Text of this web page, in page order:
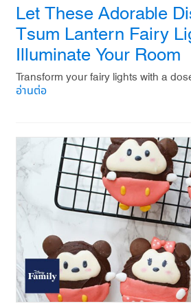
Let These Adorable
Tsum Lantern Fairy
Illuminate Your Room
Transform your fairy lights with a
อ่านต่อ